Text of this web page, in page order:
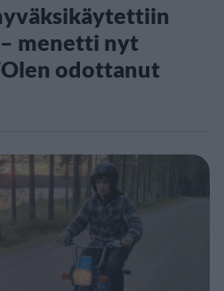
menetti nyt
odottanut